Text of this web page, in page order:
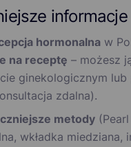
informacje
hormonalna w
na receptę – możesz
ginekologicznym lub
zdalna).
metody
wkładka miedziana,